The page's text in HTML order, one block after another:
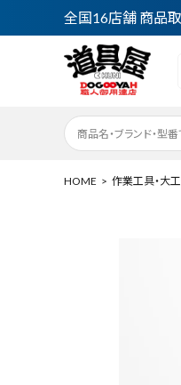
全国16店舗 商品
HOME 作業工具・大